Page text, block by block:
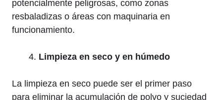
potencialmente peligrosas, como zonas
resbaladizas o áreas con maquinaria en
funcionamiento.
Limpieza en seco y en húmedo
La limpieza en seco puede ser el primer paso
para eliminar la acumulación de polvo y suciedad